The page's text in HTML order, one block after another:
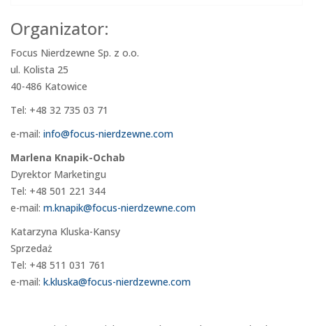
Organizator:
Focus Nierdzewne Sp. z o.o.
ul. Kolista 25
40-486 Katowice
Tel: +48 32 735 03 71
e-mail: info@focus-nierdzewne.com
Marlena Knapik-Ochab
Dyrektor Marketingu
Tel: +48 501 221 344
e-mail: m.knapik@focus-nierdzewne.com
Katarzyna Kluska-Kansy
Sprzedaż
Tel: +48 511 031 761
e-mail: k.kluska@focus-nierdzewne.com